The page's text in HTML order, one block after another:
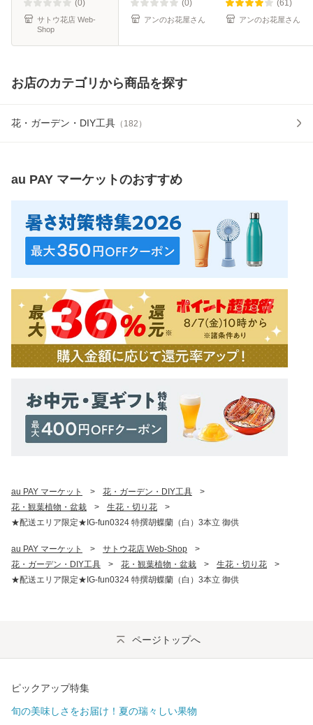
(0)
サトウ花店 Web-
Shop
婚記念日 お見舞い
お祝
(0)
アンのお花屋さん
花 命日 喪中お見舞
い 法
(61)
アンのお花屋さん
お店のカテゴリから商品を探す
花・ガーデン・DIY工具 （ 182 ）
au PAY マーケットのおすすめ
au PAY マーケット > 花・ガーデン・DIY工具
>
花・観葉植物・盆栽
> 生花・切り花
>
★配送エリア限定★IG-fun0324 特撰胡蝶蘭（白）3本立 御供
au PAY マーケット > サトウ花店 Web-Shop
>
花・ガーデン・DIY工具
> 花・観葉植物・盆栽 > 生花・切り花
>
★配送エリア限定★IG-fun0324 特撰胡蝶蘭（白）3本立 御供
ページトップへ
ピックアップ特集
旬の美味しさをお届け！夏の瑞々しい果物